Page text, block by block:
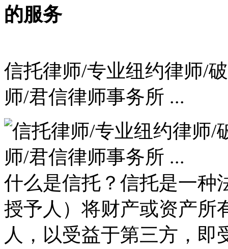
的服务
信托律师/专业纽约律师/
师/君信律师事务所 ...
什么是信托？信托是一种
授予人）将财产或资产所
人，以受益于第三方，即